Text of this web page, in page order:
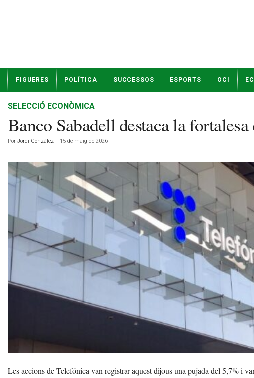
t
FIGUERES POLÍTICA SUCCESSOS ESPORTS OCI
SELECCIÓ ECONÒMICA
Banco Sabadell destaca la
Por Jordi González - 15 de maig de 2026
Les accions de Telefónica van registrar aquest dijous una pujada del 5,7% i